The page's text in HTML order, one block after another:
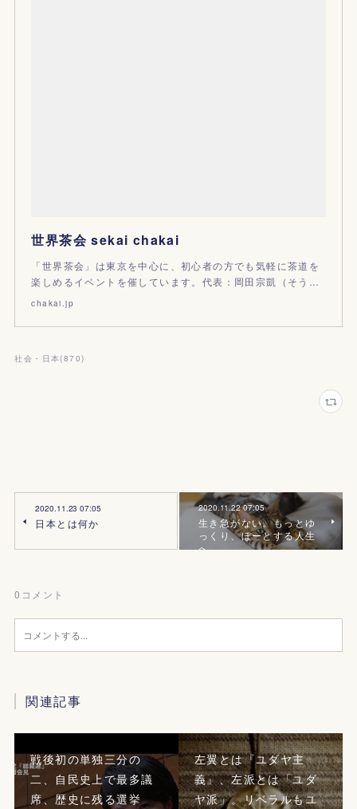
世界茶会 sekai chakai
「世界茶会」は東京を中心に、初心者の方でも気軽に茶道を
楽しめるイベントを催しています。代表：岡田宗凱（そう…
chakai.jp
社会・日本(870)
2020.11.23 07:05
日本とは何か
2020.11.22 07:05
生き急がない。もっとゆ
っくり、ぼーとする人生
へ
0 コメント
関連記事
戦後初の単独三分の
二、自民史上で最多議
席、歴史に残る選挙
左翼とは『ユダヤ主
義』、左派とは「ユダ
ヤ派」。リベラルもユ